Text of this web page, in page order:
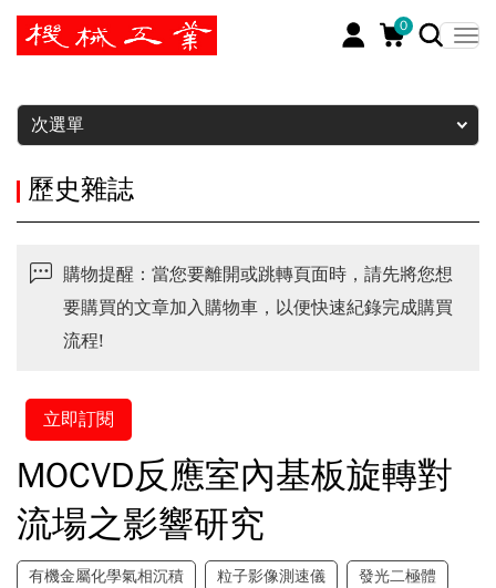
0
暫停
次選單
歷史雜誌
購物提醒：當您要離開或跳轉頁面時，請先將您想
要購買的文章加入購物車，以便快速紀錄完成購買
流程!
立即訂閱
MOCVD反應室內基板旋轉對
流場之影響研究
有機金屬化學氣相沉積 粒子影像測速儀 發光二極體